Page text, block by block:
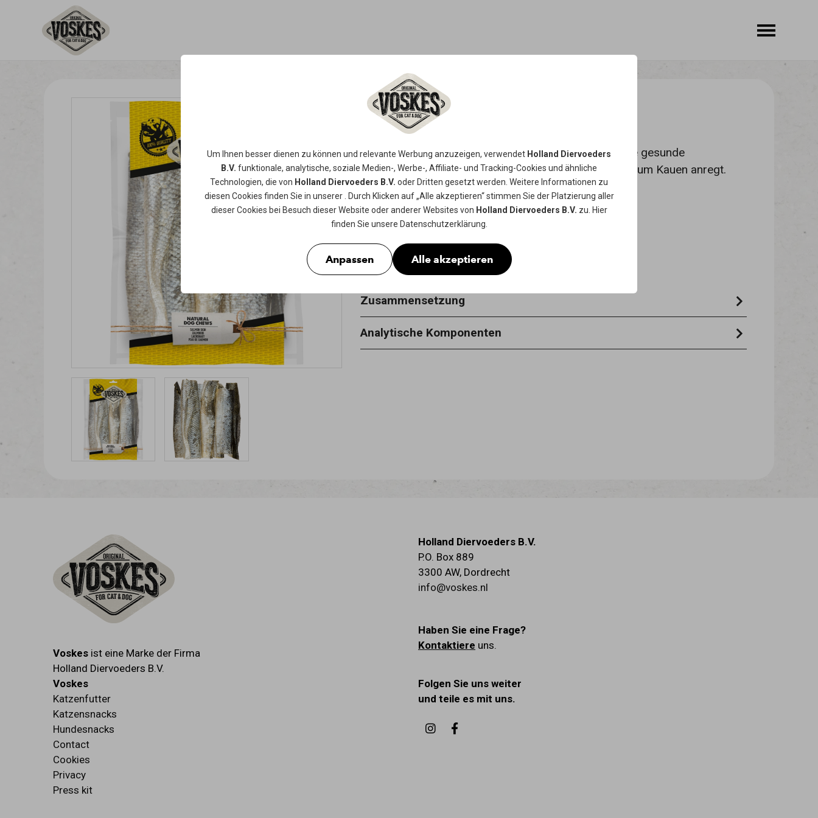
Um Ihnen besser dienen zu können und relevante Werbung anzuzeigen, verwendet Holland Diervoeders
B.V. funktionale, analytische, soziale Medien-, Werbe-, Affiliate- und Tracking-Cookies und ähnliche
Technologien, die von Holland Diervoeders B.V. oder Dritten gesetzt werden. Weitere Informationen zu
diesen Cookies finden Sie in unserer
. Durch Klicken auf „Alle akzeptieren“ stimmen Sie der Platzierung aller
dieser Cookies bei Besuch dieser Website oder anderer Websites von Holland Diervoeders B.V. zu. Hier
finden Sie unsere Datenschutzerklärung
Anpassen Alle akzeptieren
LACHSHAUT
Ein natürlicher Snack aus getrockneter Lachshaut. Eine gesunde
Zwischenmahlzeit für Ihren Hund, die darüber hinaus zum Kauen anregt.
Erhältlich in 100gr
Zusammensetzung
100% lachs
Analytische Komponenten
Voskes ist eine Marke der Firma
Holland Diervoeders B.V.
Holland Diervoeders B.V.
P.O. Box 889
3300 AW, Dordrecht
info@voskes.nl
Haben Sie eine Frage?
Kontaktiere uns.
Voskes
Katzenfutter
Katzensnacks
Hundesnacks
Contact
Cookies
Privacy
Press kit
Folgen Sie uns weiter
und teile es mit uns.